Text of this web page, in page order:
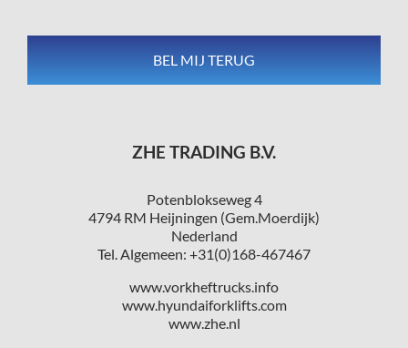
ZHE TRADING B.V.
Potenblokseweg 4
4794 RM Heijningen (Gem.Moerdijk)
Nederland
Tel. Algemeen: +31(0)168-467467
www.vorkheftrucks.info
www.hyundaiforklifts.com
www.zhe.nl